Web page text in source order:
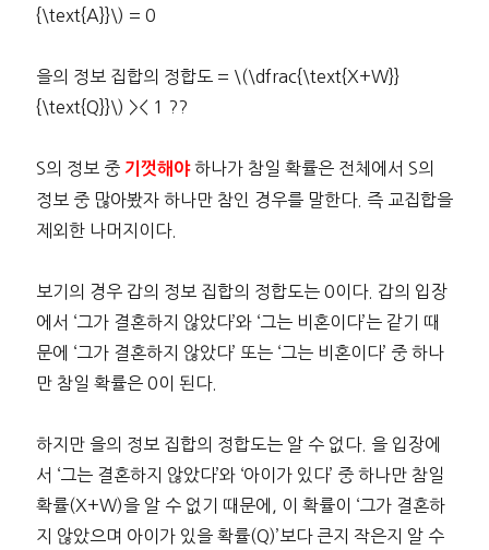
{\text{A}}\) = 0
을의 정보 집합의 정합도 = \(\dfrac{\text{X+W}}
{\text{Q}}\) >< 1 ??
S의 정보 중 기껏해야하나가 참일 확률은 전체에서 S의
정보 중 많아봤자 하나만 참인 경우를 말한다. 즉 교집합을
제외한 나머지이다.
보기의 경우 갑의 정보 집합의 정합도는 0이다. 갑의 입장
에서 ‘그가 결혼하지 않았다’와 ‘그는 비혼이다’는 같기 때
문에 ‘그가 결혼하지 않았다’ 또는 ‘그는 비혼이다’ 중 하나
만 참일 확률은 0이 된다.
하지만 을의 정보 집합의 정합도는 알 수 없다. 을 입장에
서 ‘그는 결혼하지 않았다’와 ‘아이가 있다’ 중 하나만 참일
확률(X+W)을 알 수 없기 때문에, 이 확률이 ‘그가 결혼하
지 않았으며 아이가 있을 확률(Q)’보다 큰지 작은지 알 수